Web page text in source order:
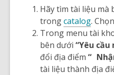
Hãy tìm tài liệu mà
trongcatalog.
Trong menu tài
bên dưới“Yêu
đổi địa điểm“
tài liệu thành địa